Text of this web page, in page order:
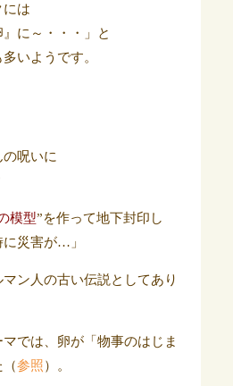
には
』に～・・・」と
いようです。
呪いに
模型”を作って地下封印し
災害が…」
ン人の古い伝説としてあり
では、卵が「物事のはじま
参照）。